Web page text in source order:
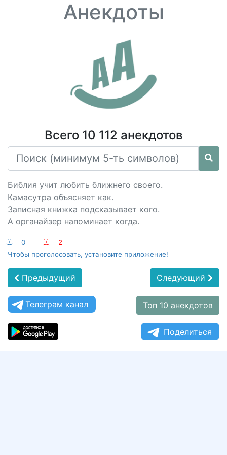
Анекдоты
Всего 10 112 анекдотов
Библия учит любить ближнего своего.
Камасутра объясняет как.
Записная книжка подсказывает кого.
А органайзер напоминает когда.
:-) 0 :-(
2
Чтобы проголосовать, установите приложение!
Предыдущий Следующий
Телеграм канал Топ 10 анекдотов
Поделиться